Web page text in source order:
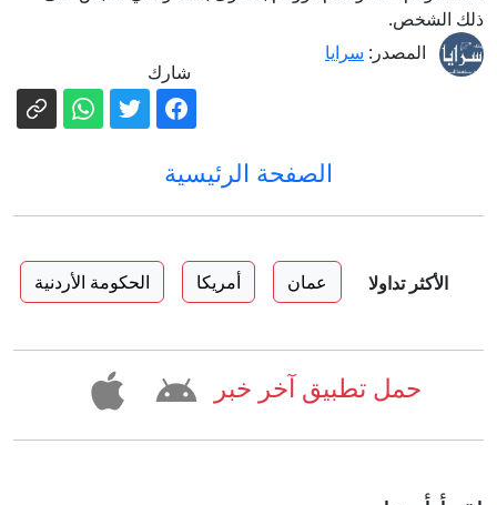
ذلك الشخص.
المصدر: سرايا
شارك
الصفحة الرئيسية
الأكثر تداولا عمان أمريكا الحكومة الأردنية
حمل تطبيق آخر خبر